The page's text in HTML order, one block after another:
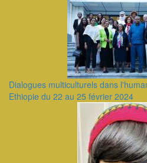
Dialogues multiculturels dans
Ethiopie du 22 au 25 février 2024